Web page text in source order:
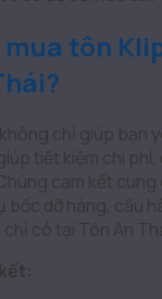
tôn
chỉ giúp bạn
tiết kiệm chi
cam kết
bốc dỡ hàng, cẩu
có tại Tôn An